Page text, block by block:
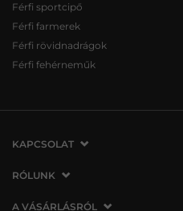
Férfi sportcipő
Férfi farmerek
Férfi rövidnadrágok
Férfi fehérneműk
KAPCSOLAT
VERMONT Services Slovakia s. r. o.
RÓLUNK
Cégünkről
A VÁSÁRLÁSRÓL